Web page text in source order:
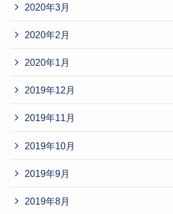
2020年3月
2020年2月
2020年1月
2019年12月
2019年11月
2019年10月
2019年9月
2019年8月